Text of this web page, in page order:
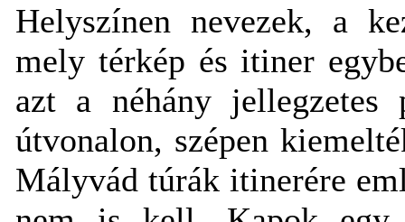
Helyszínen nevezek, a
mely térkép és itiner
azt a néhány
útvonalon, szépen
Mályvád túrák itinerére